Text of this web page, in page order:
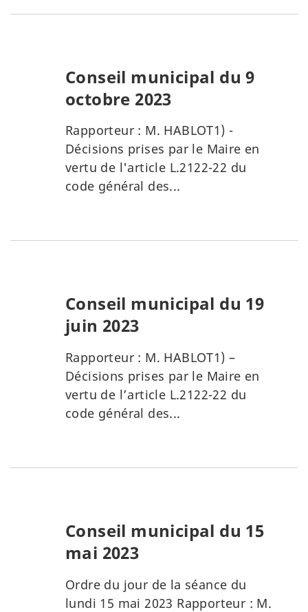
Conseil municipal du 9
octobre 2023
Rapporteur : M. HABLOT1) -
Décisions prises par le Maire en
vertu de l'article L.2122-22 du
code général des...
Conseil municipal du 19
juin 2023
Rapporteur : M. HABLOT1) –
Décisions prises par le Maire en
vertu de l’article L.2122-22 du
code général des...
Conseil municipal du 15
mai 2023
Ordre du jour de la séance du
lundi 15 mai 2023 Rapporteur : M.